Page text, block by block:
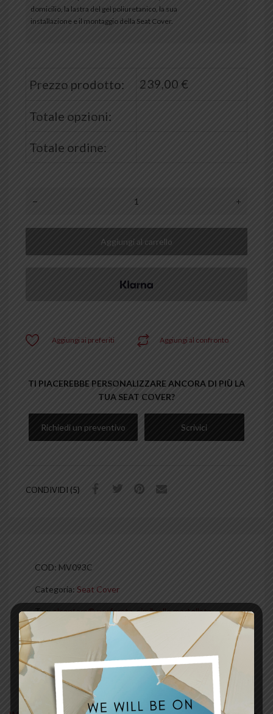
domicilio, la lastra del gel poliuretanico, la sua
installazione e il montaggio della Seat Cover.
Prezzo prodotto: 239,00 €
Totale opzioni:
Totale ordine:
Aggiungi al carrello
Aggiungi al confronto
Aggiungi ai preferiti
TI PIACEREBBE PERSONALIZZARE ANCORA DI PIÙ LA
TUA SEAT COVER?
Richiedi un preventivo Scrivici
CONDIVIDI (5)
COD: MV093C
Categoria: Seat Cover
Tag:alcantara® perforata,similpelle martellata,